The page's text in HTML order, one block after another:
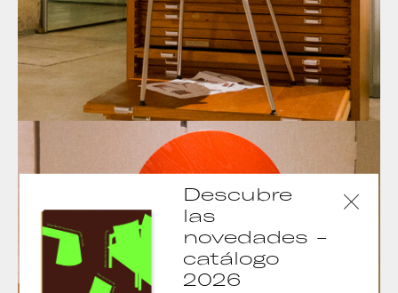
Descubre
las
novedades -
catálogo
2026